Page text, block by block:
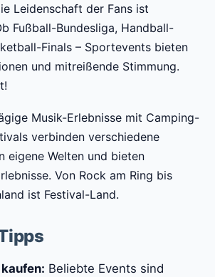
Leidenschaft der Fans ist
Fußball-Bundesliga, Handball-
Finals – Sportevents bieten
und mitreißende Stimmung.
Musik-Erlebnisse mit Camping-
verbinden verschiedene
eigene Welten und bieten
Von Rock am Ring bis
ist Festival-Land.
Beliebte Events sind